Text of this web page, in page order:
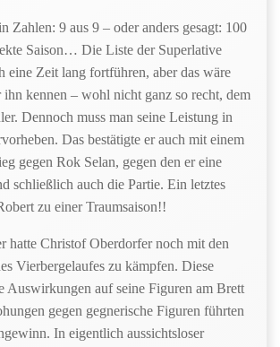
Zahlen: 9 aus 9 – oder anders gesagt: 100
Saison… Die Liste der Superlative
eine Zeit lang fortführen, aber das wäre
kennen – wohl nicht ganz so recht, dem
Dennoch muss man seine Leistung in
Das bestätigte er auch mit einem
gegen Rok Selan, gegen den er eine
schließlich auch die Partie. Ein letztes
zu einer Traumsaison!!
hatte Christof Oberdorfer noch mit den
Vierbergelaufes zu kämpfen. Diese
Auswirkungen auf seine Figuren am Brett
gegen gegnerische Figuren führten
In eigentlich aussichtsloser